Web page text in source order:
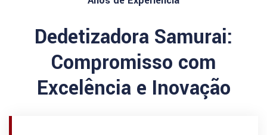
Dedetizadora Samurai:
Compromisso com
Excelência e Inovação